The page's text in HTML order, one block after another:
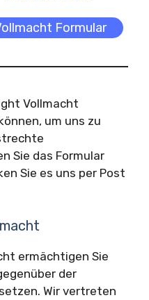
Formular
Vollmacht
um uns zu
Sie das Formular
Sie es uns per Post
ermächtigen Sie
der
Wir vertreten